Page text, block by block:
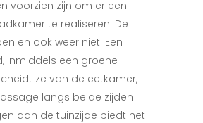
voorzien zijn om er een
te realiseren. De
en ook weer niet. Een
inmiddels een groene
ze van de eetkamer,
langs beide zijden
aan de tuinzijde biedt het